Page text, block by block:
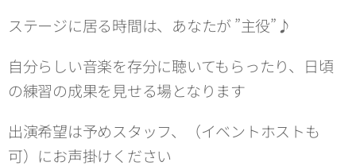
ステージに居る時間は、あなたが ”主役”♪
自分らしい音楽を存分に聴いてもらったり、日頃
の練習の成果を見せる場となります
出演希望は予めスタッフ、（イベントホストも
可）にお声掛けください